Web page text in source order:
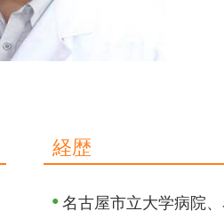
経歴
名古屋市立大学病院